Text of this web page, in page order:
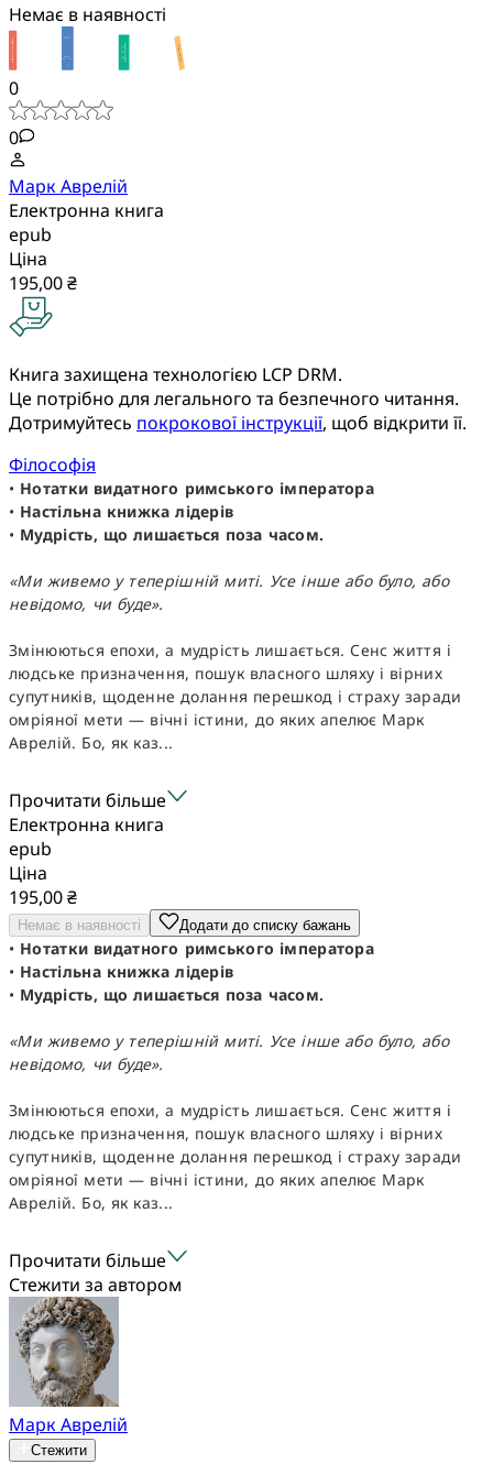
Немає в наявності
0
0
Марк Аврелій
Електронна книга
epub
Ціна
195,00 ₴
Книга захищена технологією LCP DRM.
Це потрібно для легального та безпечного читання.
Дотримуйтесь покрокової інструкції, щоб відкрити її.
Філософія
• Нотатки видатного римського імператора
• Настільна книжка лідерів
• Мудрість, що лишається поза часом.
«Ми живемо у теперішній миті. Усе інше або було, або
невідомо, чи буде».
Змінюються епохи, а мудрість лишається. Сенс життя і
людське призначення, пошук власного шляху і вірних
супутників, щоденне долання перешкод і страху заради
омріяної мети — вічні істини, до яких апелює Марк
Аврелій. Бо, як каз...
Прочитати більше
Електронна книга
epub
Ціна
195,00 ₴
Немає в наявності Додати до списку бажань
• Нотатки видатного римського імператора
• Настільна книжка лідерів
• Мудрість, що лишається поза часом.
«Ми живемо у теперішній миті. Усе інше або було, або
невідомо, чи буде».
Змінюються епохи, а мудрість лишається. Сенс життя і
людське призначення, пошук власного шляху і вірних
супутників, щоденне долання перешкод і страху заради
омріяної мети — вічні істини, до яких апелює Марк
Аврелій. Бо, як каз...
Прочитати більше
Стежити за автором
Марк Аврелій
Стежити